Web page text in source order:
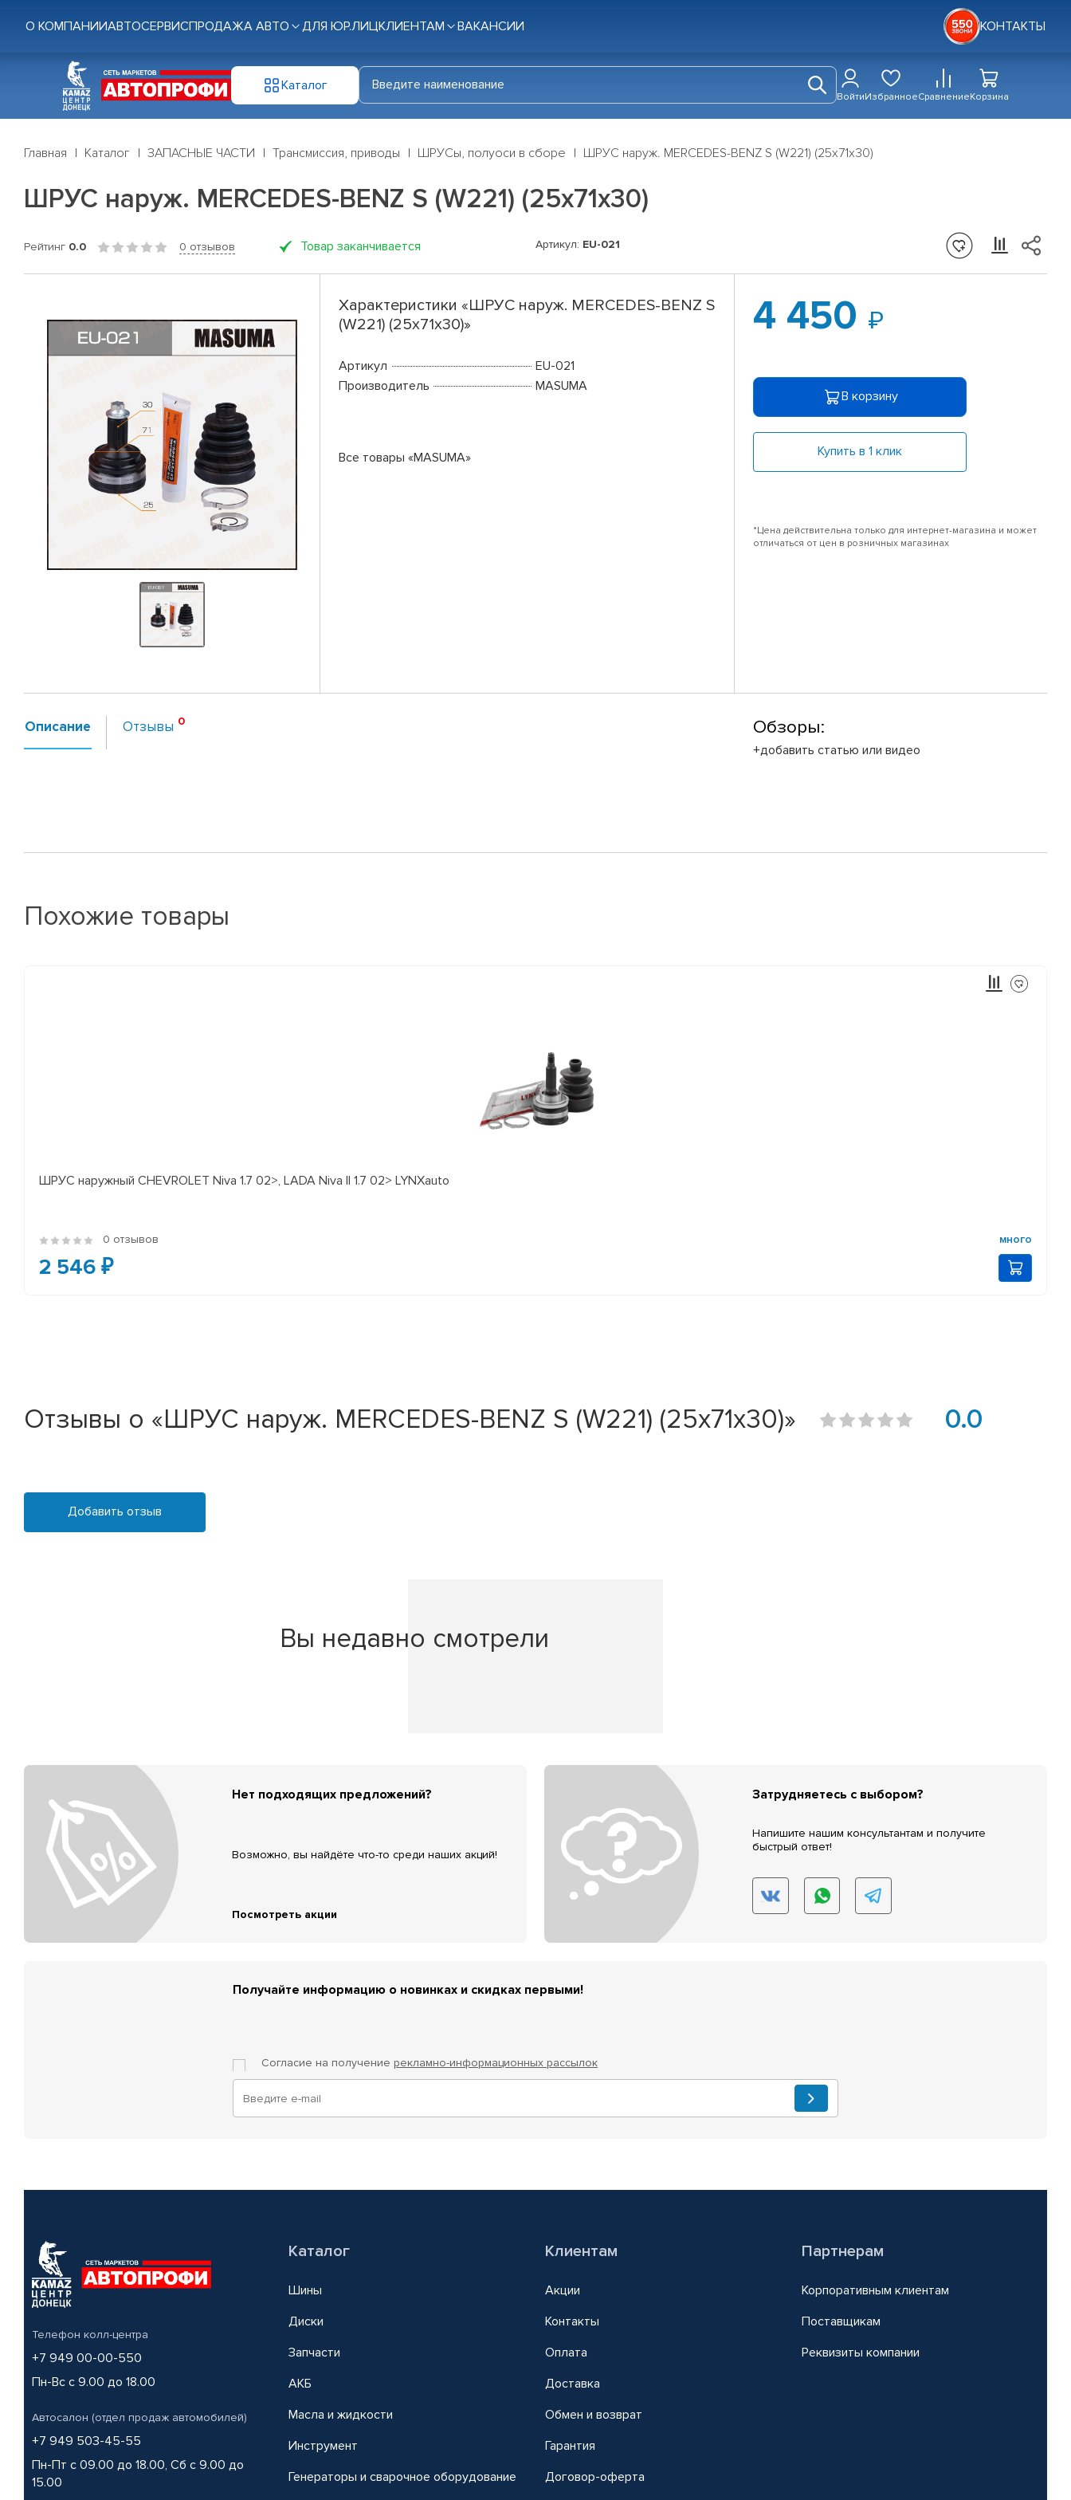
О КОМПАНИИАВТОСЕРВИСПРОДАЖА АВТО ДЛЯ ЮР.ЛИЦКЛИЕНТАМ ВАКАНСИИ КОНТАКТЫ
Каталог
ВойтиИзбранноеСравнениеКорзина
Главная Каталог ЗАПАСНЫЕ ЧАСТИ Трансмиссия, приводы ШРУСы, полуоси в сборе ШРУС наруж. MERCEDES-BENZ S (W221) (25х71х30)
ШРУС наруж. MERCEDES-BENZ S (W221) (25х71х30)
Рейтинг 0.0 0 отзывов Товар заканчивается Артикул: EU-021
Характеристики «ШРУС наруж. MERCEDES-BENZ S
(W221) (25х71х30)»
Артикул
EU-021
Производитель
MASUMA
Все товары «MASUMA»
4 450
В корзину
Купить в 1 клик
*Цена действительна только для интернет-магазина и может
отличаться от цен в розничных магазинах
Описание Отзывы Обзоры:
+добавить статью или видео
Похожие товары
ШРУС наружный CHEVROLET Niva 1.7 02>, LADA Niva II 1.7 02> LYNXauto
0 отзывов много
2 546 ₽
Отзывы о «ШРУС наруж. MERCEDES-BENZ S (W221) (25х71х30)» 0.0
Добавить отзыв
Вы недавно смотрели
Нет подходящих предложений?
Возможно, вы найдёте что-то среди наших акций!
Посмотреть акции
Затрудняетесь с выбором?
Напишите нашим консультантам и получите
быстрый ответ!
Получайте информацию о новинках и скидках первыми!
Согласие на получение рекламно-информационных рассылок
Телефон колл-центра
+7 949 00-00-550
Пн-Вс с 9.00 до 18.00
Автосалон (отдел продаж автомобилей)
+7 949 503-45-55
Пн-Пт с 09.00 до 18.00, Сб с 9.00 до
15.00
Каталог
Шины
Диски
Запчасти
АКБ
Масла и жидкости
Инструмент
Генераторы и сварочное оборудование
Клиентам
Акции
Контакты
Оплата
Доставка
Обмен и возврат
Гарантия
Договор-оферта
Партнерам
Корпоративным клиентам
Поставщикам
Реквизиты компании